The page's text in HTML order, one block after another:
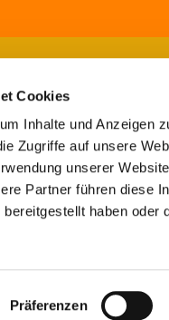
Cookies
Inhalte und Anzeigen
Zugriffe auf unsere
unserer
Partner führen diese
haben
Präferenzen
